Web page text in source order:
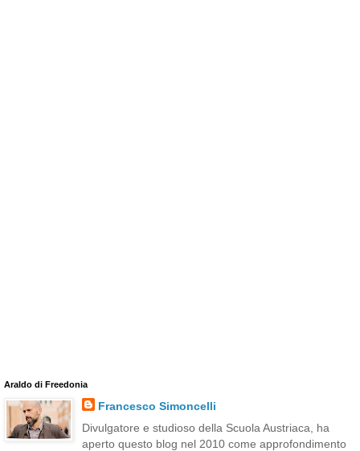
Araldo di Freedonia
Francesco Simoncelli
Divulgatore e studioso della Scuola Austriaca, ha
aperto questo blog nel 2010 come approfondimento